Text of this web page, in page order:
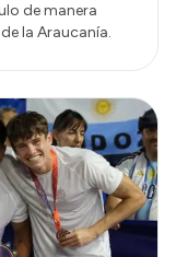
de manera
la Araucanía.